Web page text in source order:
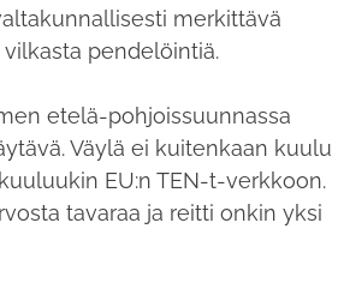
merkittävä
pendelöintiä.
etelä-pohjoissuunnassa
Väylä ei kuitenkaan kuulu
EU:n TEN-t-verkkoon.
tavaraa ja reitti onkin yksi